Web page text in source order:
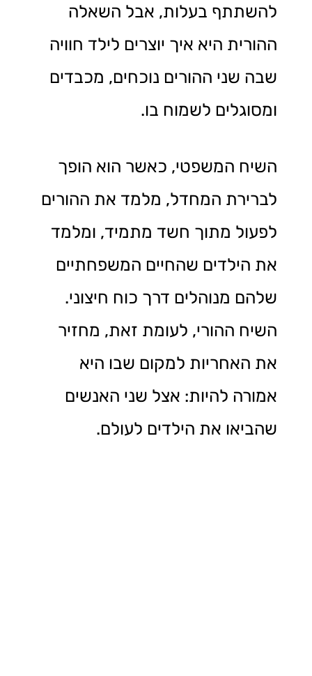
להשתתף בעלות, אבל השאלה
ההורית היא איך יוצרים לילד חוויה
שבה שני ההורים נוכחים, מכבדים
ומסוגלים לשמוח בו.
השיח המשפטי, כאשר הוא הופך
לברירת המחדל, מלמד את ההורים
לפעול מתוך חשד מתמיד, ומלמד
את הילדים שהחיים המשפחתיים
שלהם מנוהלים דרך כוח חיצוני.
השיח ההורי, לעומת זאת, מחזיר
את האחריות למקום שבו היא
אמורה להיות: אצל שני האנשים
שהביאו את הילדים לעולם.